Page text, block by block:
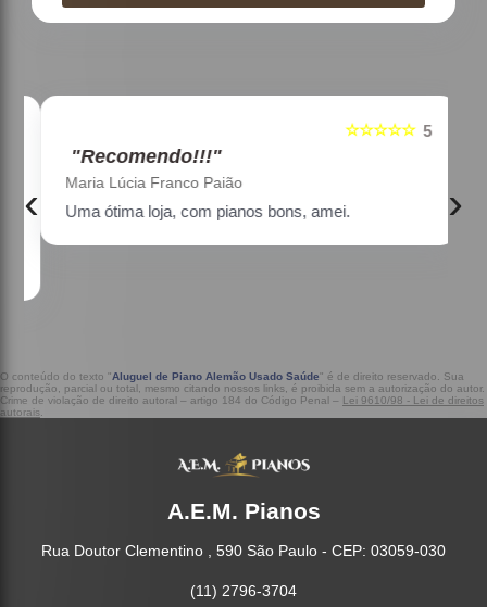
5
☆☆☆☆☆
"Recomendo!!!"
Maria Lúcia Franco Paião
Uma ótima loja, com pianos bons, amei.
‹ ›
O conteúdo do texto "Aluguel de Piano Alemão Usado Saúde" é de direito reservado. Sua
reprodução, parcial ou total, mesmo citando nossos links, é proibida sem a autorização do autor.
Crime de violação de direito autoral – artigo 184 do Código Penal – Lei 9610/98 - Lei de direitos
autorais
A.E.M. Pianos
Rua Doutor Clementino , 590 São Paulo - CEP: 03059-030
(11) 2796-3704